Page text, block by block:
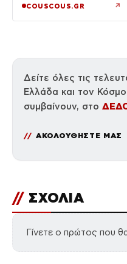
COUSCOUS.GR ↗
Δείτε όλες τις
Ελλάδα και τον
συμβαίνουν, στο
ΑΚΟΛΟΥΘΗΣΤΕ ΜΑΣ
// ΣΧΟΛΙΑ
Γίνετε ο πρώτος που